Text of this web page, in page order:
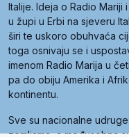
Italije. Ideja o Radio Mariji
u župi u Erbi na sjeveru
širi te uskoro obuhvaća
toga osnivaju se i
imenom Radio Marija u
pa do obiju Amerika i
kontinentu.
Sve su nacionalne